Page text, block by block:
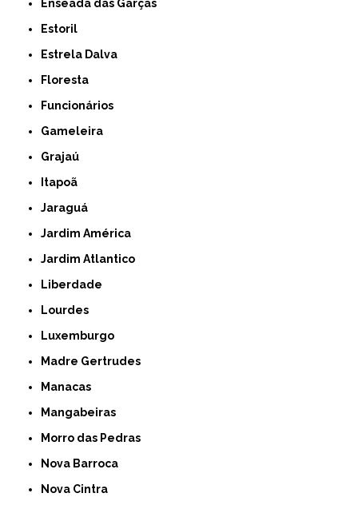
Enseada das Garças
Estoril
Estrela Dalva
Floresta
Funcionários
Gameleira
Grajaú
Itapoã
Jaraguá
Jardim América
Jardim Atlantico
Liberdade
Lourdes
Luxemburgo
Madre Gertrudes
Manacas
Mangabeiras
Morro das Pedras
Nova Barroca
Nova Cintra